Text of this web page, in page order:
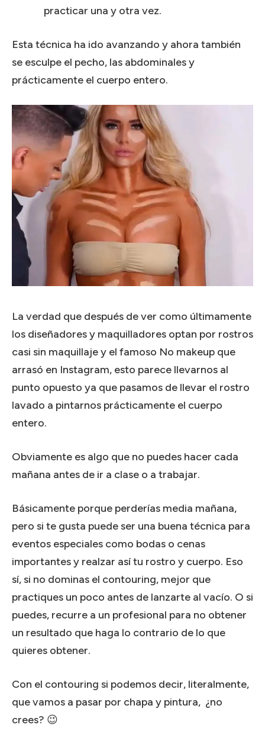
practicar una y otra vez.
Esta técnica ha ido avanzando y ahora también
se esculpe el pecho, las abdominales y
prácticamente el cuerpo entero.
La verdad que después de ver como últimamente
los diseñadores y maquilladores optan por rostros
casi sin maquillaje y el famoso No makeup que
arrasó en Instagram, esto parece llevarnos al
punto opuesto ya que pasamos de llevar el rostro
lavado a pintarnos prácticamente el cuerpo
entero.
Obviamente es algo que no puedes hacer cada
mañana antes de ir a clase o a trabajar.
Básicamente porque perderías media mañana,
pero si te gusta puede ser una buena técnica para
eventos especiales como bodas o cenas
importantes y realzar así tu rostro y cuerpo. Eso
sí, si no dominas el contouring, mejor que
practiques un poco antes de lanzarte al vacío. O si
puedes, recurre a un profesional para no obtener
un resultado que haga lo contrario de lo que
quieres obtener.
Con el contouring si podemos decir, literalmente,
que vamos a pasar por chapa y pintura, ¿no
crees? 😉